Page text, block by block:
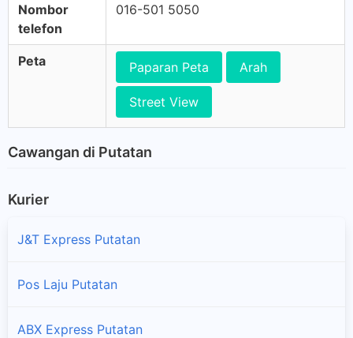
Nombor
telefon
016-501 5050
Peta Paparan Peta Arah
Street View
Cawangan di Putatan
Kurier
J&T Express Putatan
Pos Laju Putatan
ABX Express Putatan